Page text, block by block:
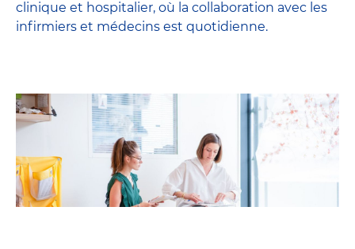
clinique et hospitalier, où la collaboration avec les
infirmiers et médecins est quotidienne.